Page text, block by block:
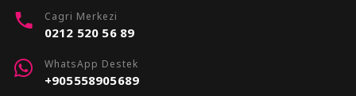
Cagri Merkezi
0212 520 56 89
WhatsApp Destek
+905558905689